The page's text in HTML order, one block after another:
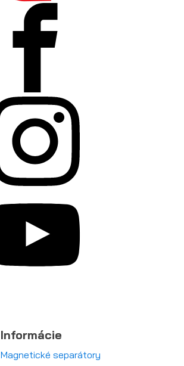
Informácie
Magnetické separátory